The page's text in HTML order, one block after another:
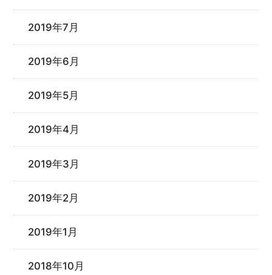
2019年7月
2019年6月
2019年5月
2019年4月
2019年3月
2019年2月
2019年1月
2018年10月